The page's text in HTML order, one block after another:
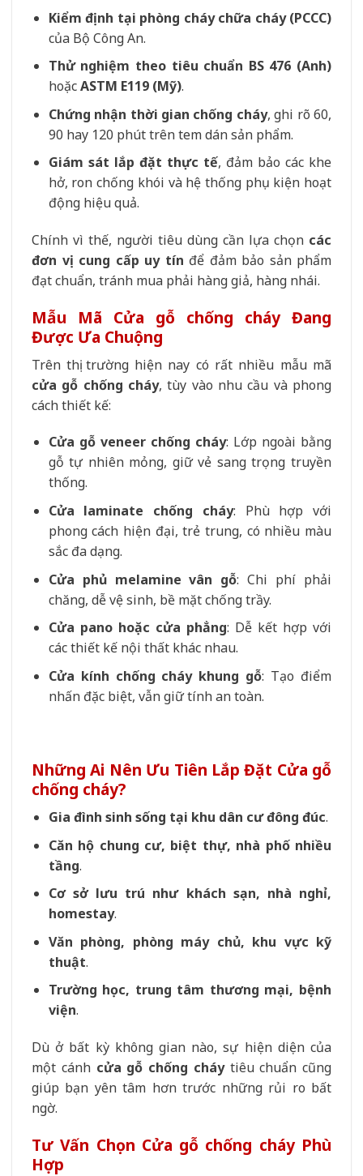
Kiểm định tại phòng cháy chữa cháy (PCCC)
của Bộ Công An.
Thử nghiệm theo tiêu chuẩn BS 476 (Anh)
hoặcASTM E119 (Mỹ).
Chứng nhận thời gian chống cháy, ghi rõ 60,
90 hay 120 phút trên tem dán sản phẩm.
Giám sát lắp đặt thực tế, đảm bảo các khe
hở, ron chống khói và hệ thống phụ kiện hoạt
động hiệu quả.
Chính vì thế, người tiêu dùng cần lựa chọn các
đơn vị cung cấp uy tín để đảm bảo sản phẩm
đạt chuẩn, tránh mua phải hàng giả, hàng nhái.
Mẫu Mã Cửa gỗ chống cháy Đang
Được Ưa Chuộng
Trên thị trường hiện nay có rất nhiều mẫu mã
cửa gỗ chống cháy, tùy vào nhu cầu và phong
cách thiết kế:
Cửa gỗ veneer chống cháy: Lớp ngoài bằng
gỗ tự nhiên mỏng, giữ vẻ sang trọng truyền
thống.
Cửa laminate chống cháy: Phù hợp với
phong cách hiện đại, trẻ trung, có nhiều màu
sắc đa dạng.
Cửa phủ melamine vân gỗ: Chi phí phải
chăng, dễ vệ sinh, bề mặt chống trầy.
Cửa pano hoặc cửa phẳng: Dễ kết hợp với
các thiết kế nội thất khác nhau.
Cửa kính chống cháy khung gỗ: Tạo điểm
nhấn đặc biệt, vẫn giữ tính an toàn.
Những Ai Nên Ưu Tiên Lắp Đặt Cửa gỗ
chống cháy?
Gia đình sinh sống tại khu dân cư đông đúc.
Căn hộ chung cư, biệt thự, nhà phố nhiều
tầng.
Cơ sở lưu trú như khách sạn, nhà nghỉ,
homestay.
Văn phòng, phòng máy chủ, khu vực kỹ
thuật.
Trường học, trung tâm thương mại, bệnh
viện.
Dù ở bất kỳ không gian nào, sự hiện diện của
một cánh cửa gỗ chống cháytiêu chuẩn cũng
giúp bạn yên tâm hơn trước những rủi ro bất
ngờ.
Tư Vấn Chọn Cửa gỗ chống cháy Phù
Hợp